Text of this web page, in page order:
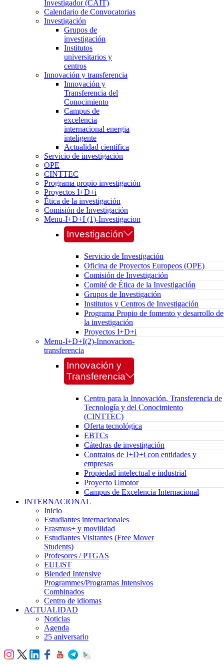
Investigador (CAIT)
Calendario de Convocatorias
Investigación
Grupos de
investigación
Institutos
universitarios y
centros
Innovación y transferencia
Innovación y
Transferencia del
Conocimiento
Campus de
excelencia
internacional energia
inteligente
Actualidad científica
Servicio de investigación
OPE
CINTTEC
Programa propio investigación
Proyectos I+D+i
Ética de la investigación
Comisión de Investigación
Menu-I+D+I (1)-Investigacion
Investigación
Servicio de Investigación
Oficina de Proyectos Europeos (OPE)
Comisión de Investigación
Comité de Ética de la Investigación
Grupos de Investigación
Institutos y Centros de Investigación
Programa Propio de fomento y desarrollo de
la investigación
Proyectos I+D+i
Menu-I+D+I(2)-Innovacion-
transferencia
Innovación y
Transferencia
Centro para la Innovación, Transferencia de
Tecnología y del Conocimiento
(CINTTEC)
Oferta tecnológica
EBTCs
Cátedras de investigación
Contratos de I+D+i con entidades y
empresas
Propiedad intelectual e industrial
Proyecto Umotor
Campus de Excelencia Internacional
INTERNACIONAL
Inicio
Estudiantes internacionales
Erasmus+ y movilidad
Estudiantes Visitantes (Free Mover
Students)
Profesores / PTGAS
EULiST
Blended Intensive
Programmes/Programas Intensivos
Combinados
Centro de idiomas
ACTUALIDAD
Noticias
Agenda
25 aniversario